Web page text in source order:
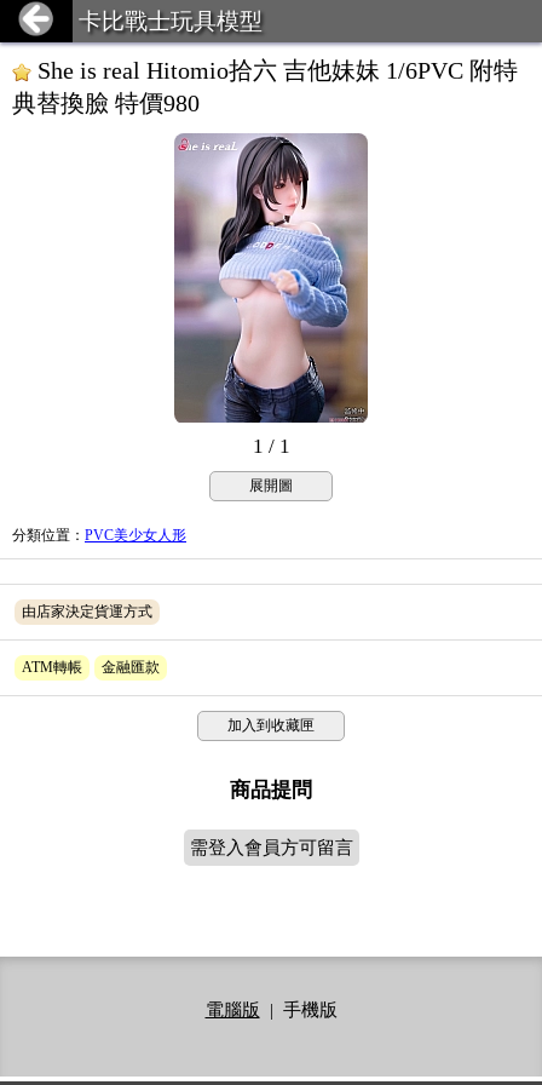
卡比戰士玩具模型
She is real Hitomio拾六 吉他妹妹 1/6PVC 附特
典替換臉 特價980
1 / 1
展開圖
分類位置 ： PVC美少女人形
由店家決定貨運方式
ATM轉帳 金融匯款
加入到收藏匣
商品提問
需登入會員方可留言
電腦版 | 手機版